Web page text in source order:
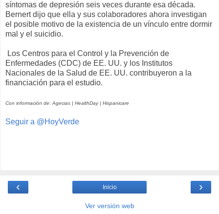
síntomas de depresión seis veces durante esa década.
Bernert dijo que ella y sus colaboradores ahora investigan
el posible motivo de la existencia de un vínculo entre dormir
mal y el suicidio.
Los Centros para el Control y la Prevención de
Enfermedades (CDC) de EE. UU. y los Institutos
Nacionales de la Salud de EE. UU. contribuyeron a la
financiación para el estudio.
Con información de: Agecias | HealthDay | Hispanicare
Seguir a @HoyVerde
‹ ›
Inicio
Ver versión web